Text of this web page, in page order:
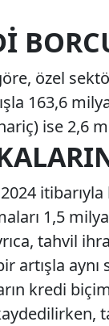
özel
163,6
ise 2,6
1,5
tahvil
artışla aynı
kredi